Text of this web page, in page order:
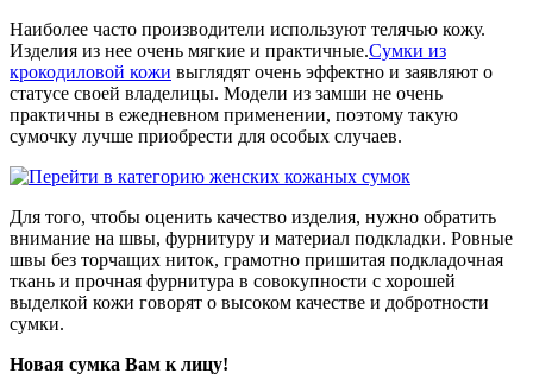
Наиболее часто производители используют телячью кожу.
Изделия из нее очень мягкие и практичные.Сумки из
крокодиловой кожи выглядят очень эффектно и заявляют о
статусе своей владелицы. Модели из замши не очень
практичны в ежедневном применении, поэтому такую
сумочку лучше приобрести для особых случаев.
Для того, чтобы оценить качество изделия, нужно обратить
внимание на швы, фурнитуру и материал подкладки. Ровные
швы без торчащих ниток, грамотно пришитая подкладочная
ткань и прочная фурнитура в совокупности с хорошей
выделкой кожи говорят о высоком качестве и добротности
сумки.
Новая сумка Вам к лицу!